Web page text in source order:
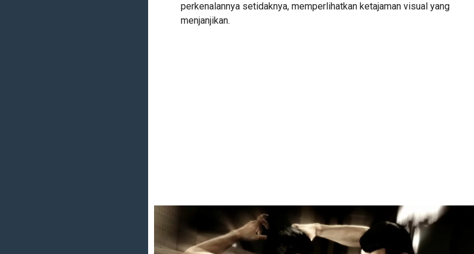
perkenalannya setidaknya, memperlihatkan ketajaman visual yang
menjanjikan.